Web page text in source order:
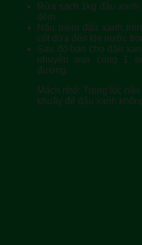
Rửa sạch 1kg đậu
đêm.
Nấu mềm đậu xanh
cốt dừa đến khi nước
Sau đó bạn cho đậu
nhuyễn mịn cùng 1
đường.
Mách nhỏ: Trong lúc
khuấy để đậu xanh